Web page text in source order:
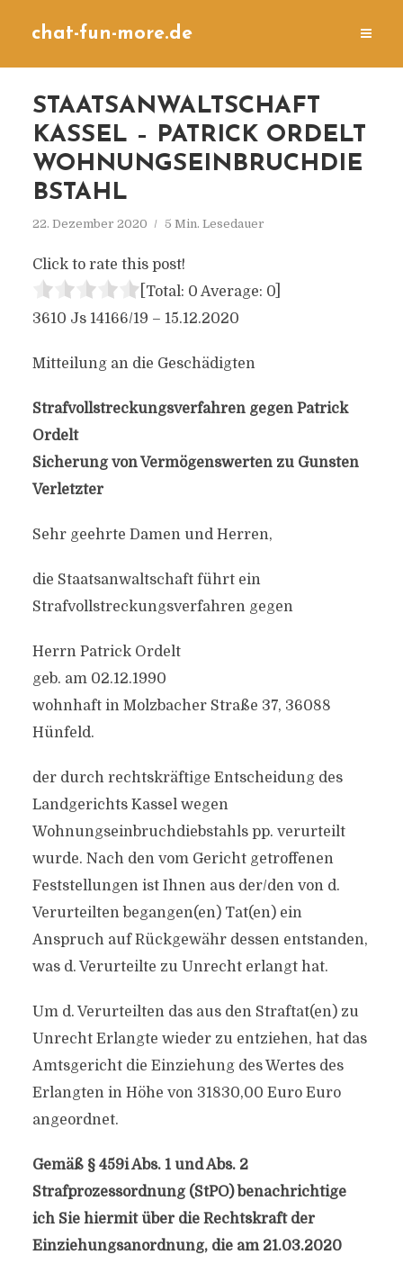
chat-fun-more.de
STAATSANWALTSCHAFT
KASSEL – PATRICK ORDELT
WOHNUNGSEINBRUCHDIE
BSTAHL
22. Dezember 2020 5 Min. Lesedauer
Click to rate this post!
[Total: 0 Average: 0]
3610 Js 14166/​19 – 15.12.2020
Mitteilung an die Geschädigten
Strafvollstreckungsverfahren gegen Patrick
Ordelt
Sicherung von Vermögenswerten zu Gunsten
Verletzter
Sehr geehrte Damen und Herren,
die Staatsanwaltschaft führt ein
Strafvollstreckungsverfahren gegen
Herrn Patrick Ordelt
geb. am 02.12.1990
wohnhaft in Molzbacher Straße 37, 36088
Hünfeld.
der durch rechtskräftige Entscheidung des
Landgerichts Kassel wegen
Wohnungseinbruchdiebstahls pp. verurteilt
wurde. Nach den vom Gericht getroffenen
Feststellungen ist Ihnen aus der/​den von d.
Verurteilten begangen(en) Tat(en) ein
Anspruch auf Rückgewähr dessen entstanden,
was d. Verurteilte zu Unrecht erlangt hat.
Um d. Verurteilten das aus den Straftat(en) zu
Unrecht Erlangte wieder zu entziehen, hat das
Amtsgericht die Einziehung des Wertes des
Erlangten in Höhe von 31830,00 Euro Euro
angeordnet.
Gemäß § 459i Abs. 1 und Abs. 2
Strafprozessordnung (StPO) benachrichtige
ich Sie hiermit über die Rechtskraft der
Einziehungsanordnung, die am 21.03.2020